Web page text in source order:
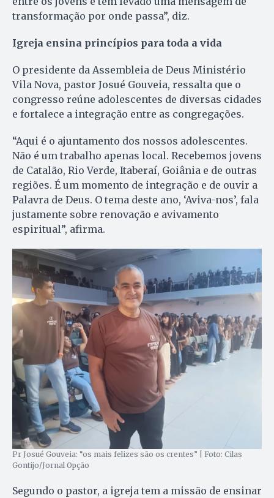
transformação por onde passa”, diz.
Igreja ensina princípios para toda a vida
O presidente da Assembleia de Deus Ministério
Vila Nova, pastor Josué Gouveia, ressalta que o
congresso reúne adolescentes de diversas cidades
e fortalece a integração entre as congregações.
“Aqui é o ajuntamento dos nossos adolescentes.
Não é um trabalho apenas local. Recebemos jovens
de Catalão, Rio Verde, Itaberaí, Goiânia e de outras
regiões. É um momento de integração e de ouvir a
Palavra de Deus. O tema deste ano, ‘Aviva-nos’, fala
justamente sobre renovação e avivamento
espiritual”, afirma.
Pr Josué Gouveia: “os mais felizes são os crentes” | Foto: Cilas
Gontijo/Jornal Opção
Segundo o pastor, a igreja tem a missão de ensinar